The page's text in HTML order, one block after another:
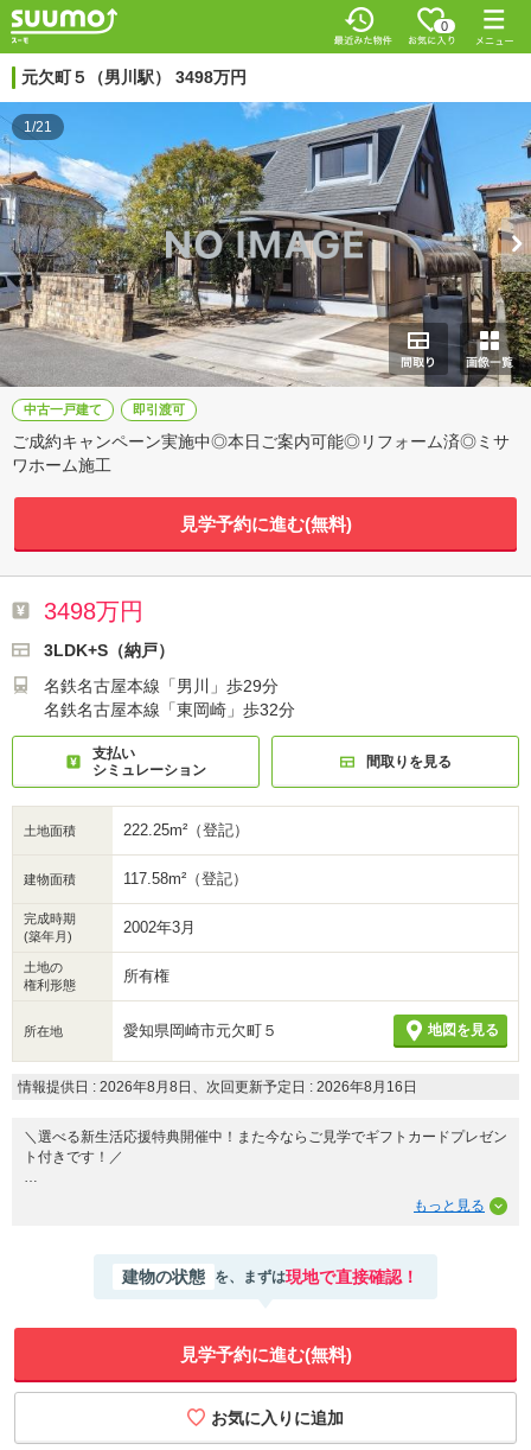
0
元欠町５（男川駅） 3498万円
1/21
中古一戸建て 即引渡可
ご成約キャンペーン実施中◎本日ご案内可能◎リフォーム済◎ミサ
ワホーム施工
見学予約に進む(無料)
3498万円
3LDK+S（納戸）
名鉄名古屋本線「男川」歩29分
名鉄名古屋本線「東岡崎」歩32分
支払い
シミュレーション
間取りを見る
土地面積 222.25m²（登記）
建物面積 117.58m²（登記）
完成時期
(築年月)
2002年3月
土地の
権利形態
所有権
所在地 愛知県岡崎市元欠町５ 地図を見る
情報提供日 : 2026年8月8日、次回更新予定日 : 2026年8月16日
＼選べる新生活応援特典開催中！また今ならご見学でギフトカードプレゼン
ト付きです！／
写真だけでは分からない陽当たりや周辺環境もぜひ現地でご確認ください☆
女性営業スタッフによるご案内も可能です！お気軽にお申し付けください！
◆リフォーム済み
◆名鉄名古屋本線 男川駅 バス乗車7分
◆根石小学校：徒歩約５分
◆甲山中学校：徒歩約12分
建物の状態 を、まずは現地で直接確認！
見学予約に進む(無料)